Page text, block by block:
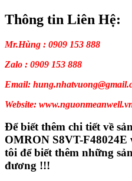
Thông tin Liên Hệ:
Mr.Hùng : 0909 153 888
Zalo : 0909 153 888
Email:
Website:
Để biết thêm chi tiết về
OMRON S8VT-
tôi để biết thêm những
đương !!!